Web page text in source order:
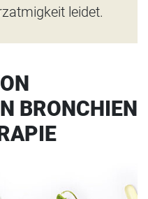
leidet.
BRONCHIEN